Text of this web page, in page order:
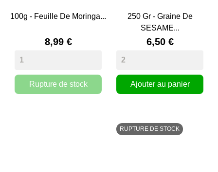
100g - Feuille De Moringa...
8,99 €
Rupture de stock
250 Gr - Graine De
SESAME...
6,50 €
Ajouter au panier
RUPTURE DE STOCK